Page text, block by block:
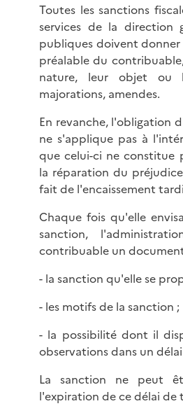
Toutes les sanctions
services de la direction
publiques doivent
préalable du
nature, leur objet ou
majorations, amendes.
En revanche, l'obligation
ne s'applique pas à
que celui-ci ne constitue
la réparation du
fait de l'encaissement
Chaque fois qu'elle
sanction,
contribuable un
- la sanction qu'elle se
- les motifs de la sanction ;
- la possibilité dont il
observations dans un
La sanction ne peut
l'expiration de ce délai de